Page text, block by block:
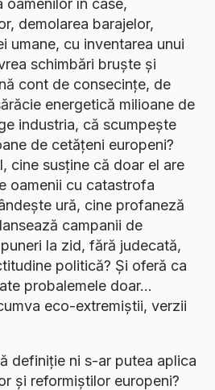
oamenilor în case,
demolarea barajelor,
umane, cu inventarea unui
schimbări bruște și
cont de consecințe, de
energetică milioane de
industria, că scumpește
de cetățeni europeni?
cine susține că doar el are
oamenii cu catastrofa
ură, cine profaneză
campanii de
la zid, fără judecată,
politică? Și oferă ca
probalemele doar…
eco-extremiștii, verzii
definiție ni s-ar putea aplica
și reformiștilor europeni?